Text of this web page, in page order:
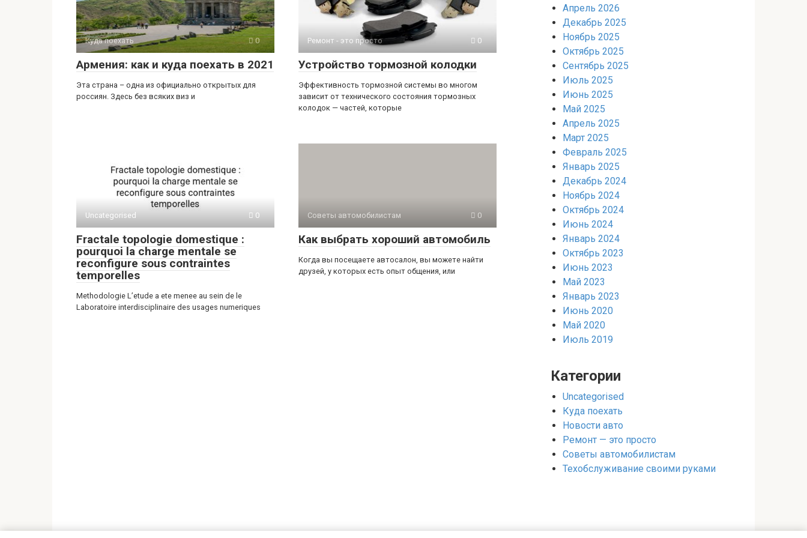
Куда поехать 0
Армения: как и куда поехать в 2021
Эта страна – одна из официально открытых для
россиян. Здесь без всяких виз и
Ремонт - это просто 0
Устройство тормозной колодки
Эффективность тормозной системы во многом
зависит от технического состояния тормозных
колодок — частей, которые
Uncategorised 0
Fractale topologie domestique :
pourquoi la charge mentale se
reconfigure sous contraintes
temporelles
Methodologie L’etude a ete menee au sein de le
Laboratoire interdisciplinaire des usages numeriques
Советы автомобилистам 0
Как выбрать хороший автомобиль
Когда вы посещаете автосалон, вы можете найти
друзей, у которых есть опыт общения, или
Апрель 2026
Декабрь 2025
Ноябрь 2025
Октябрь 2025
Сентябрь 2025
Июль 2025
Июнь 2025
Май 2025
Апрель 2025
Март 2025
Февраль 2025
Январь 2025
Декабрь 2024
Ноябрь 2024
Октябрь 2024
Июнь 2024
Январь 2024
Октябрь 2023
Июнь 2023
Май 2023
Январь 2023
Июнь 2020
Май 2020
Июль 2019
Категории
Uncategorised
Куда поехать
Новости авто
Ремонт — это просто
Советы автомобилистам
Техобслуживание своими руками